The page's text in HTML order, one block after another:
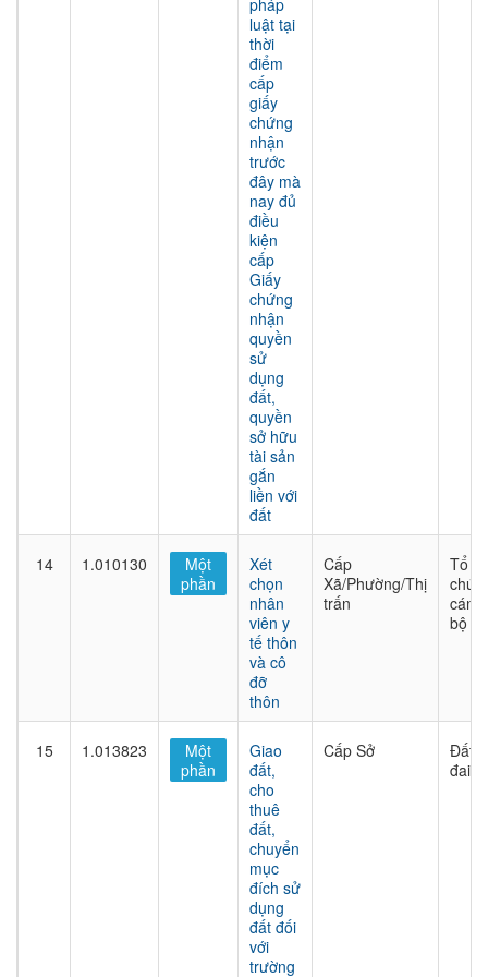
pháp
luật tại
thời
điểm
cấp
giấy
chứng
nhận
trước
đây mà
nay đủ
điều
kiện
cấp
Giấy
chứng
nhận
quyền
sử
dụng
đất,
quyền
sở hữu
tài sản
gắn
liền với
đất
14 1.010130
Một
phần
Xét
chọn
nhân
viên y
tế thôn
và cô
đỡ
thôn
Cấp
Xã/Phường/Thị
trấn
Tổ
chức
cán
bộ
15 1.013823
Một
phần
Giao
đất,
cho
thuê
đất,
chuyển
mục
đích sử
dụng
đất đối
với
trường
Cấp Sở
Đất
đai